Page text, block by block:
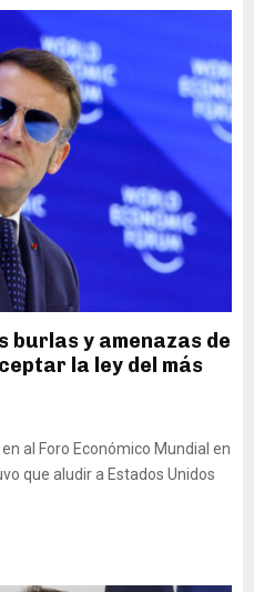
burlas y amenazas de
la ley del más
al Foro Económico Mundial en
que aludir a Estados Unidos